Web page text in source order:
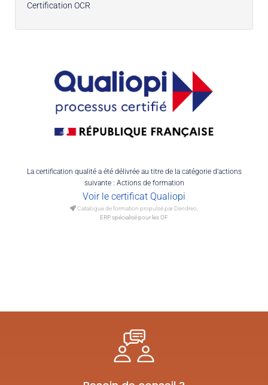
Certification OCR
La certification qualité a été délivrée au titre de la catégorie d'actions
suivante : Actions de formation
Voir le certificat Qualiopi
Catalogue de formation propulsé par Dendreo,
ERP spécialisé pour les OF